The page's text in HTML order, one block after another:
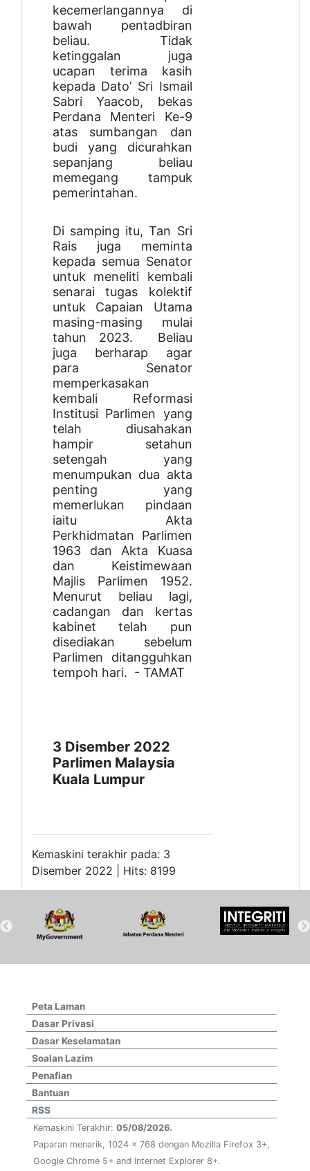
kecemerlangannya di
bawah pentadbiran
beliau. Tidak
ketinggalan juga
ucapan terima kasih
kepada Dato’ Sri Ismail
Sabri Yaacob, bekas
Perdana Menteri Ke-9
atas sumbangan dan
budi yang dicurahkan
sepanjang beliau
memegang tampuk
pemerintahan.
Di samping itu, Tan Sri
Rais juga meminta
kepada semua Senator
untuk meneliti kembali
senarai tugas kolektif
untuk Capaian Utama
masing-masing mulai
tahun 2023. Beliau
juga berharap agar
para Senator
memperkasakan
kembali Reformasi
Institusi Parlimen yang
telah diusahakan
hampir setahun
setengah yang
menumpukan dua akta
penting yang
memerlukan pindaan
iaitu Akta
Perkhidmatan Parlimen
1963 dan Akta Kuasa
dan Keistimewaan
Majlis Parlimen 1952.
Menurut beliau lagi,
cadangan dan kertas
kabinet telah pun
disediakan sebelum
Parlimen ditangguhkan
tempoh hari. - TAMAT
3 Disember 2022
Parlimen Malaysia
Kuala Lumpur
Kemaskini terakhir pada: 3
Disember 2022 | Hits: 8199
Peta Laman
Dasar Privasi
Dasar Keselamatan
Soalan Lazim
Penafian
Bantuan
RSS
Kemaskini Terakhir: 05/08/2026.
Paparan menarik, 1024 x 768 dengan Mozilla Firefox 3+,
Google Chrome 5+ and Internet Explorer 8+.